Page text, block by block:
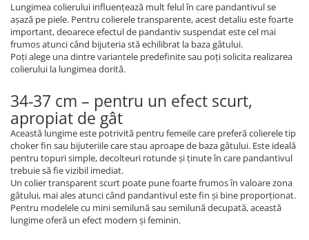
Lungimea colierului influențează mult felul în care pandantivul se
așază pe piele. Pentru colierele transparente, acest detaliu este foarte
important, deoarece efectul de pandantiv suspendat este cel mai
frumos atunci când bijuteria stă echilibrat la baza gâtului.
Poți alege una dintre variantele predefinite sau poți solicita realizarea
colierului la lungimea dorită.
34-37 cm – pentru un efect scurt,
apropiat de gât
Această lungime este potrivită pentru femeile care preferă colierele tip
choker fin sau bijuteriile care stau aproape de baza gâtului. Este ideală
pentru topuri simple, decolteuri rotunde și ținute în care pandantivul
trebuie să fie vizibil imediat.
Un colier transparent scurt poate pune foarte frumos în valoare zona
gâtului, mai ales atunci când pandantivul este fin și bine proporționat.
Pentru modelele cu mini semilună sau semilună decupată, această
lungime oferă un efect modern și feminin.